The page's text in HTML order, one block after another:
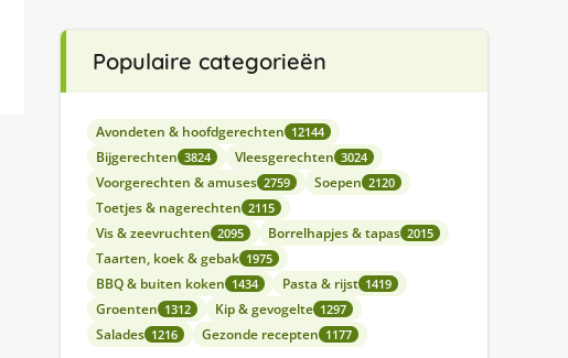
Populaire categorieën
Avondeten & hoofdgerechten 12144
Bijgerechten 3824 Vleesgerechten 3024
Voorgerechten & amuses 2759 Soepen 2120
Toetjes & nagerechten 2115
Vis & zeevruchten 2095 Borrelhapjes & tapas 2015
Taarten, koek & gebak 1975
BBQ & buiten koken 1434 Pasta & rijst 1419
Groenten 1312 Kip & gevogelte 1297
Salades 1216 Gezonde recepten 1177